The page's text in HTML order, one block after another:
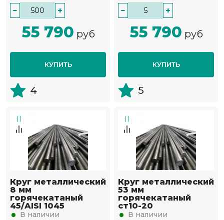
− +
55 790 руб
КУПИТЬ
4
− +
55 790 руб
КУПИТЬ
5
Круг металлический
8 мм
горячекатаный
45/AISI 1045
В наличии
Круг металлический
53 мм
горячекатаный
ст10-20
В наличии